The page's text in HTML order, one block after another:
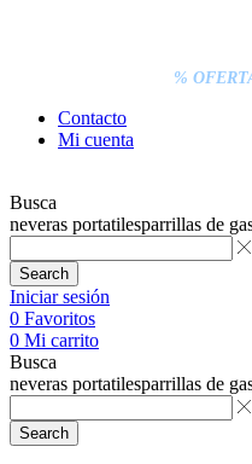
%
Contacto
Mi cuenta
Busca
neveras portatilesparrillas de
Search
Iniciar sesión
0 Favoritos
0 Mi carrito
Busca
neveras portatilesparrillas de
Search